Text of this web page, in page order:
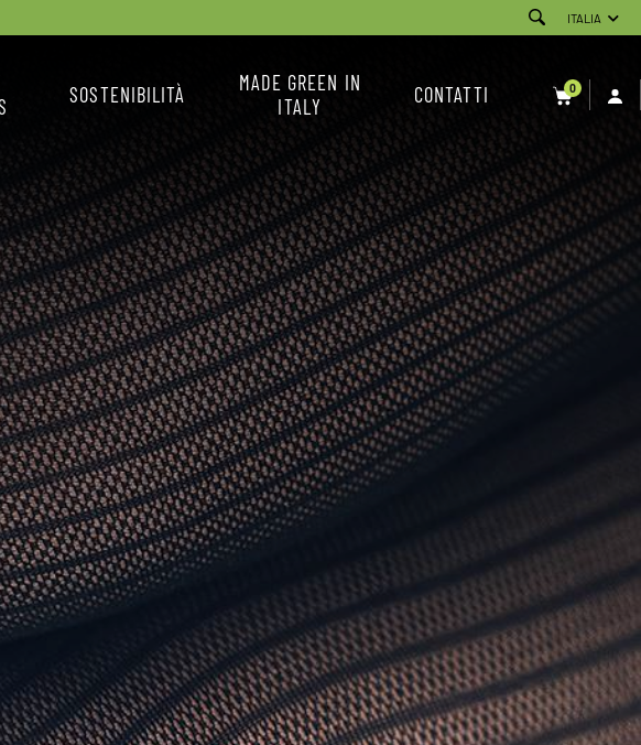
ITALIA
SOSTENIBILITÀ
MADE GREEN IN
ITALY
CONTATTI
SERVIZIO CLIENTI
NEWSLETTER
CONDIZIONI DI VENDITA
INSTAGRAM
FACEBOOK
YOUTUBE
0